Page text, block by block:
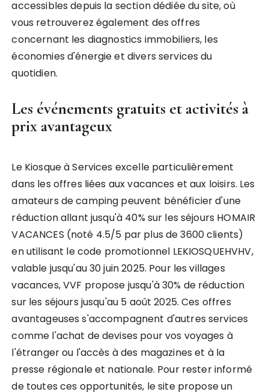
accessibles depuis la section dédiée du site, où
vous retrouverez également des offres
concernant les diagnostics immobiliers, les
économies d'énergie et divers services du
quotidien.
Les événements gratuits et activités à
prix avantageux
Le Kiosque à Services excelle particulièrement
dans les offres liées aux vacances et aux loisirs. Les
amateurs de camping peuvent bénéficier d'une
réduction allant jusqu'à 40% sur les séjours HOMAIR
VACANCES (noté 4.5/5 par plus de 3600 clients)
en utilisant le code promotionnel LEKIOSQUEHVHV,
valable jusqu'au 30 juin 2025. Pour les villages
vacances, VVF propose jusqu'à 30% de réduction
sur les séjours jusqu'au 5 août 2025. Ces offres
avantageuses s'accompagnent d'autres services
comme l'achat de devises pour vos voyages à
l'étranger ou l'accès à des magazines et à la
presse régionale et nationale. Pour rester informé
de toutes ces opportunités, le site propose un